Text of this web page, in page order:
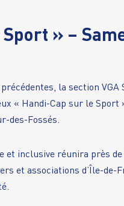
» –
la section
« Handi-Cap sur le Sport
des-Fossés.
et inclusive réunira près
et associations d’Île-de-